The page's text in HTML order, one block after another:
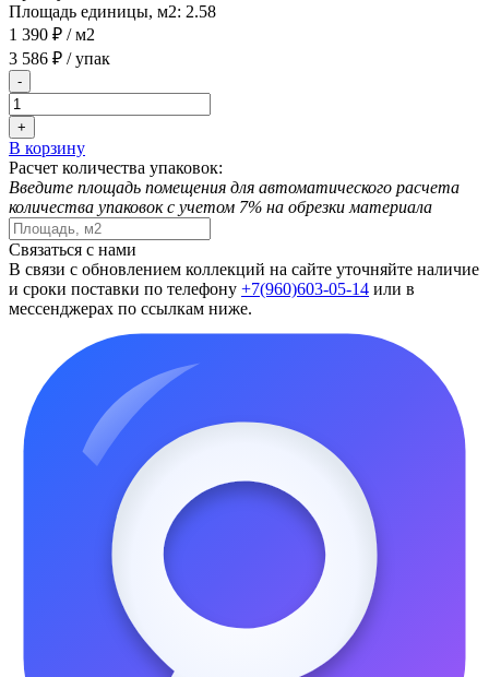
Площадь единицы, м2: 2.58
1 390 ₽ / м2
3 586 ₽ / упак
-
+
В корзину
Расчет количества упаковок:
Введите площадь помещения для автоматического расчета
количества упаковок с учетом 7% на обрезки материала
Связаться с нами
В связи с обновлением коллекций на сайте уточняйте наличие
и сроки поставки по телефону +7(960)603-05-14 или в
мессенджерах по ссылкам ниже.